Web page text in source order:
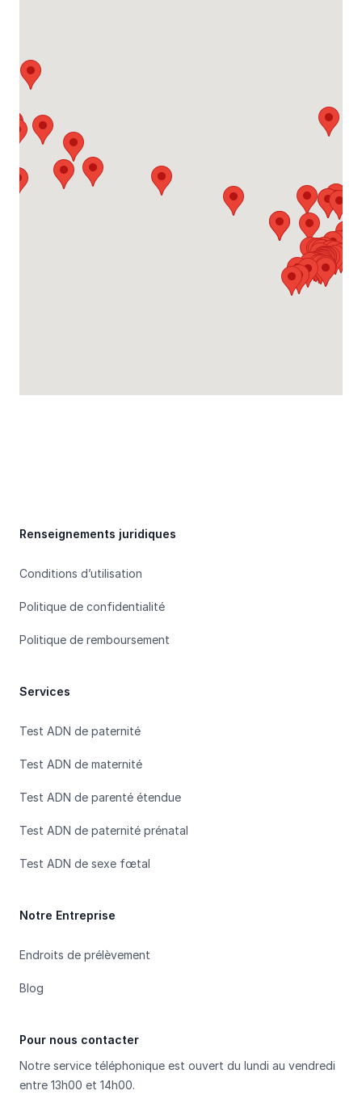
Renseignements juridiques
Conditions d’utilisation
Politique de confidentialité
Politique de remboursement
Services
Test ADN de paternité
Test ADN de maternité
Test ADN de parenté étendue
Test ADN de paternité prénatal
Test ADN de sexe fœtal
Notre Entreprise
Endroits de prélèvement
Blog
Pour nous contacter
Notre service téléphonique est ouvert du lundi au vendredi
entre 13h00 et 14h00.